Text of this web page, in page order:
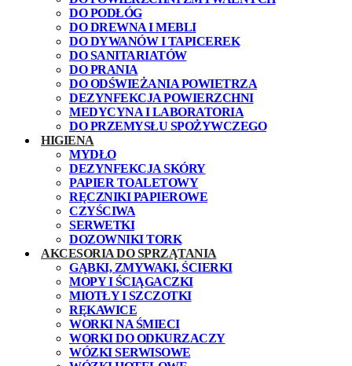
DO PODŁÓG
DO DREWNA I MEBLI
DO DYWANÓW I TAPICEREK
DO SANITARIATÓW
DO PRANIA
DO ODŚWIEŻANIA POWIETRZA
DEZYNFEKCJA POWIERZCHNI
MEDYCYNA I LABORATORIA
DO PRZEMYSŁU SPOŻYWCZEGO
HIGIENA
MYDŁO
DEZYNFEKCJA SKÓRY
PAPIER TOALETOWY
RĘCZNIKI PAPIEROWE
CZYŚCIWA
SERWETKI
DOZOWNIKI TORK
AKCESORIA DO SPRZĄTANIA
GĄBKI, ZMYWAKI, ŚCIERKI
MOPY I ŚCIĄGACZKI
MIOTŁY I SZCZOTKI
RĘKAWICE
WORKI NA ŚMIECI
WORKI DO ODKURZACZY
WÓZKI SERWISOWE